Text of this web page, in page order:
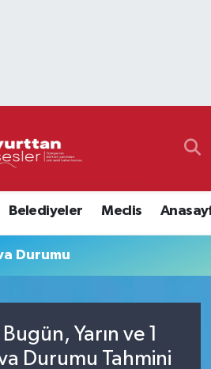
Belediyeler Meclis
Durumu
Yarın ve 1
Durumu Tahmini
ve Fikstür